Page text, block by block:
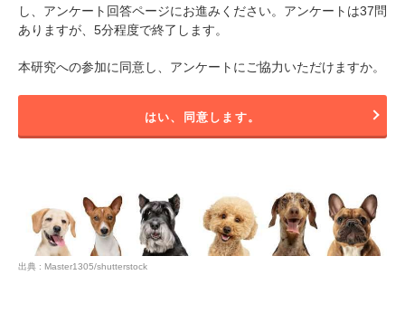
し、アンケート回答ページにお進みください。アンケートは37問
ありますが、5分程度で終了します。
本研究への参加に同意し、アンケートにご協力いただけますか。
はい、同意します。
出典 : Master1305/shutterstock